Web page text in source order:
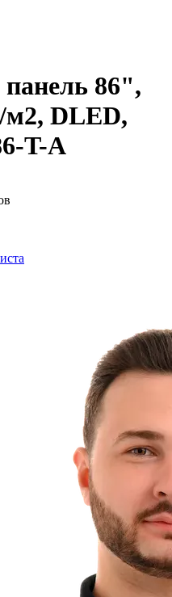
86",
м2, DLED,
T-A